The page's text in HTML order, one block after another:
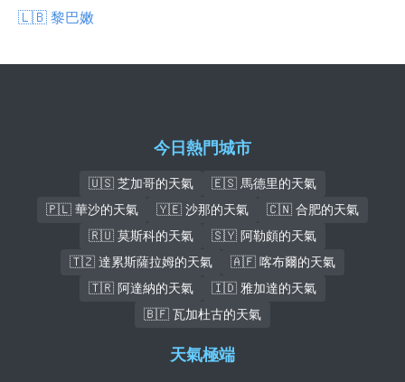
🇱🇧 黎巴嫩
今日熱門城市
🇺🇸 芝加哥的天氣
🇪🇸 馬德里的天氣
🇵🇱 華沙的天氣
🇾🇪 沙那的天氣
🇨🇳 合肥的天氣
🇷🇺 莫斯科的天氣
🇸🇾 阿勒頗的天氣
🇹🇿 達累斯薩拉姆的天氣
🇦🇫 喀布爾的天氣
🇹🇷 阿達納的天氣
🇮🇩 雅加達的天氣
🇧🇫 瓦加杜古的天氣
天氣極端